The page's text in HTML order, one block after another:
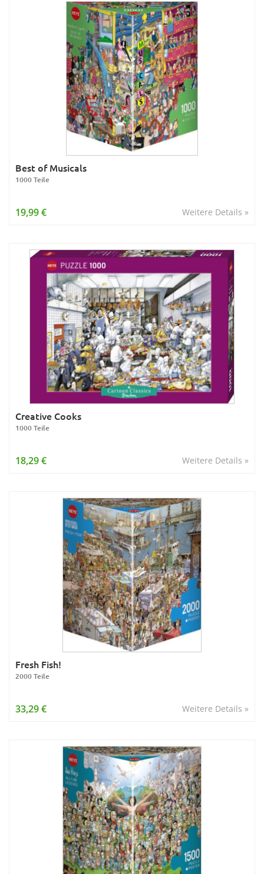
Best of Musicals
1000 Teile
Weitere Details »
19,99 €
Creative Cooks
1000 Teile
Weitere Details »
18,29 €
Fresh Fish!
2000 Teile
Weitere Details »
33,29 €